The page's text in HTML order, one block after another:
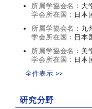
所属学協会名： 大
学会所在国： 日本
所属学協会名： 九
学会所在国： 日本
所属学協会名： 美
学会所在国： 日本
全件表示 >>
研究分野